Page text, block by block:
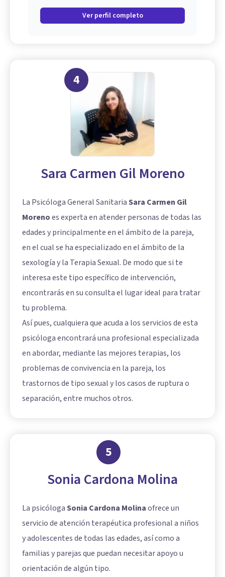
Ver perfil completo
4
Sara Carmen Gil Moreno
La Psicóloga General SanitariaSara Carmen Gil
Morenoes experta en atender personas de todas las
edades y principalmente en el ámbito de la pareja,
en el cual se ha especializado en el ámbito de la
sexología y la Terapia Sexual. De modo que si te
interesa este tipo específico de intervención,
encontrarás en su consulta el lugar ideal para tratar
tu problema.
Así pues, cualquiera que acuda a los servicios de esta
psicóloga encontrará una profesional especializada
en abordar, mediante las mejores terapias, los
problemas de convivencia en la pareja, los
trastornos de tipo sexual y los casos de ruptura o
separación, entre muchos otros.
5
Sonia Cardona Molina
La psicólogaSonia Cardona Molinaofrece un
servicio de atención terapéutica profesional a niños
y adolescentes de todas las edades, así como a
familias y parejas que puedan necesitar apoyo u
orientación de algún tipo.